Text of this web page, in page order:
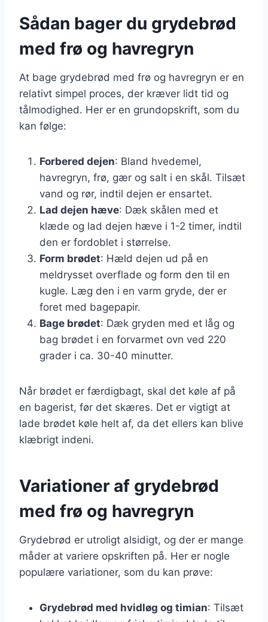
Sådan bager du grydebrød
med frø og havregryn
At bage grydebrød med frø og havregryn er en
relativt simpel proces, der kræver lidt tid og
tålmodighed. Her er en grundopskrift, som du
kan følge:
Forbered dejen: Bland hvedemel,
havregryn, frø, gær og salt i en skål. Tilsæt
vand og rør, indtil dejen er ensartet.
Lad dejen hæve: Dæk skålen med et
klæde og lad dejen hæve i 1-2 timer, indtil
den er fordoblet i størrelse.
Form brødet: Hæld dejen ud på en
meldrysset overflade og form den til en
kugle. Læg den i en varm gryde, der er
foret med bagepapir.
Bage brødet: Dæk gryden med et låg og
bag brødet i en forvarmet ovn ved 220
grader i ca. 30-40 minutter.
Når brødet er færdigbagt, skal det køle af på
en bagerist, før det skæres. Det er vigtigt at
lade brødet køle helt af, da det ellers kan blive
klæbrigt indeni.
Variationer af grydebrød
med frø og havregryn
Grydebrød er utroligt alsidigt, og der er mange
måder at variere opskriften på. Her er nogle
populære variationer, som du kan prøve:
Grydebrød med hvidløg og timian: Tilsæt